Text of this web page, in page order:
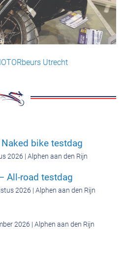
Utrecht
bike testdag
2026 | Alphen aan den Rijn
All-road testdag
2026 | Alphen aan den Rijn
2026 | Alphen aan den Rijn